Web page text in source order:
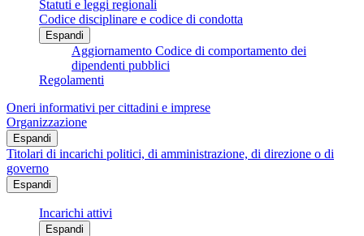
Statuti e leggi regionali
Codice disciplinare e codice di condotta
Espandi
Aggiornamento Codice di comportamento dei
dipendenti pubblici
Regolamenti
Oneri informativi per cittadini e imprese
Organizzazione
Espandi
Titolari di incarichi politici, di amministrazione, di direzione o di
governo
Espandi
Incarichi attivi
Espandi